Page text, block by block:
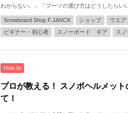
わからない。」「ブーツの選び方はどうしたらい
Snowboard Shop F.JANCK ショップ ウエア
ビギナー・初心者
スノーボード ギア ス
How to
プロが教える！ スノボヘルメッ
て！